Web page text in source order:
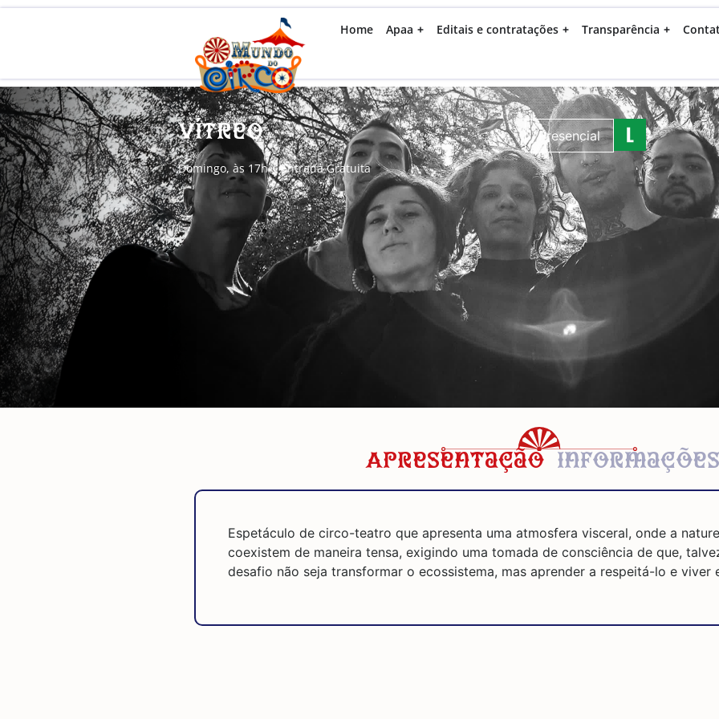
Home Apaa Editais e contratações Transparência
Vítreo
Domingo, às 17h | Entrada Gratuita
Presencial
Apresentação Informações
Espetáculo de circo-teatro que apresenta uma atmosfera visceral, onde a
coexistem de maneira tensa, exigindo uma tomada de consciência de que,
desafio não seja transformar o ecossistema, mas aprender a respeitá-lo e viver